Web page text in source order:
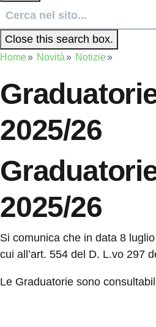
Close this search box.
Home Novità Notizie
2025/26
2025/26
Si comunica che in data 8
cui all’art. 554 del D. L.vo 297
Le Graduatorie sono